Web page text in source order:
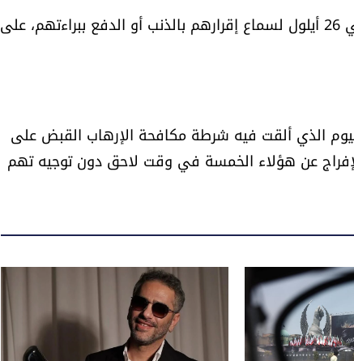
وقررت السلطات حبسهم احتياطيا لحين عقد جلسة رسمية في 26 أيلول لسماع إقرارهم بالذنب أو الدفع ببراءتهم، على
الذي ألقت فيه شرطة مكافحة الإرهاب القبض على
عن هؤلاء الخمسة في وقت لاحق دون توجيه تهم